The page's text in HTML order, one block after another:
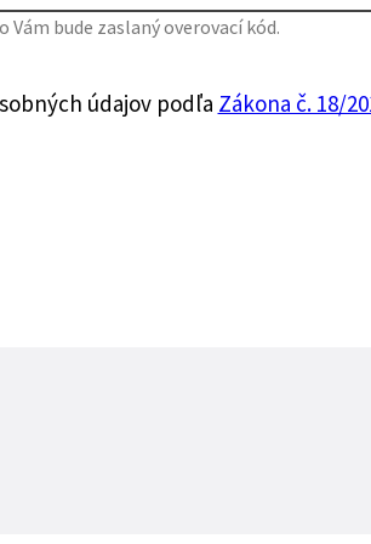
bude zaslaný overovací kód.
údajov podľa Zákona č. 18/